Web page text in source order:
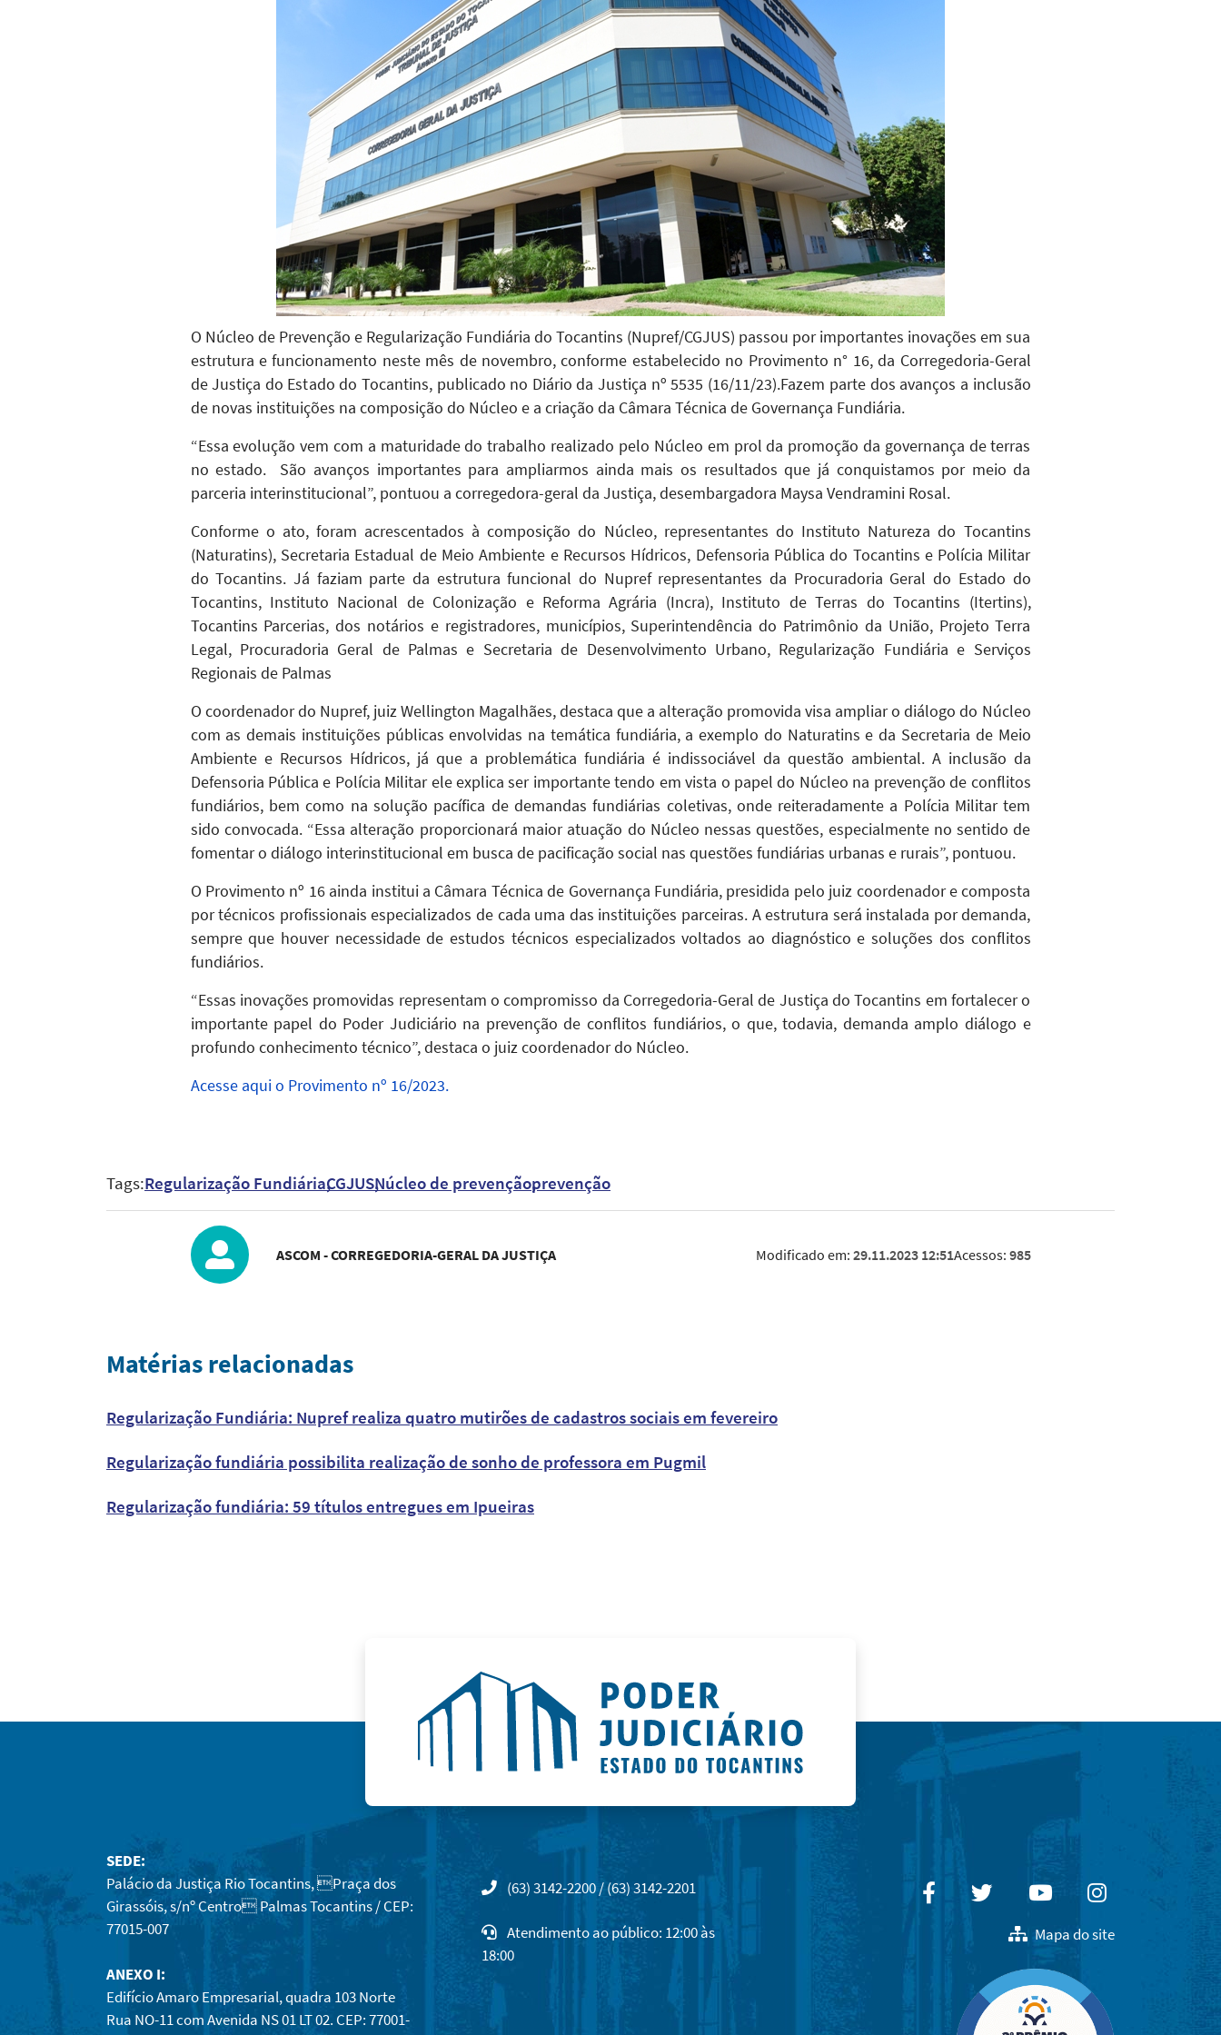
O Núcleo de Prevenção e Regularização Fundiária do Tocantins (Nupref/CGJUS) passou por importantes inovações em sua
estrutura e funcionamento neste mês de novembro, conforme estabelecido no Provimento n° 16, da Corregedoria-Geral
de Justiça do Estado do Tocantins, publicado no Diário da Justiça nº 5535 (16/11/23).Fazem parte dos avanços a inclusão
de novas instituições na composição do Núcleo e a criação da Câmara Técnica de Governança Fundiária.
“Essa evolução vem com a maturidade do trabalho realizado pelo Núcleo em prol da promoção da governança de terras
no estado. São avanços importantes para ampliarmos ainda mais os resultados que já conquistamos por meio da
parceria interinstitucional”, pontuou a corregedora-geral da Justiça, desembargadora Maysa Vendramini Rosal.
Conforme o ato, foram acrescentados à composição do Núcleo, representantes do Instituto Natureza do Tocantins
(Naturatins), Secretaria Estadual de Meio Ambiente e Recursos Hídricos, Defensoria Pública do Tocantins e Polícia Militar
do Tocantins. Já faziam parte da estrutura funcional do Nupref representantes da Procuradoria Geral do Estado do
Tocantins, Instituto Nacional de Colonização e Reforma Agrária (Incra), Instituto de Terras do Tocantins (Itertins),
Tocantins Parcerias, dos notários e registradores, municípios, Superintendência do Patrimônio da União, Projeto Terra
Legal, Procuradoria Geral de Palmas e Secretaria de Desenvolvimento Urbano, Regularização Fundiária e Serviços
Regionais de Palmas
O coordenador do Nupref, juiz Wellington Magalhães, destaca que a alteração promovida visa ampliar o diálogo do Núcleo
com as demais instituições públicas envolvidas na temática fundiária, a exemplo do Naturatins e da Secretaria de Meio
Ambiente e Recursos Hídricos, já que a problemática fundiária é indissociável da questão ambiental. A inclusão da
Defensoria Pública e Polícia Militar ele explica ser importante tendo em vista o papel do Núcleo na prevenção de conflitos
fundiários, bem como na solução pacífica de demandas fundiárias coletivas, onde reiteradamente a Polícia Militar tem
sido convocada. “Essa alteração proporcionará maior atuação do Núcleo nessas questões, especialmente no sentido de
fomentar o diálogo interinstitucional em busca de pacificação social nas questões fundiárias urbanas e rurais”, pontuou.
O Provimento nº 16 ainda institui a Câmara Técnica de Governança Fundiária, presidida pelo juiz coordenador e composta
por técnicos profissionais especializados de cada uma das instituições parceiras. A estrutura será instalada por demanda,
sempre que houver necessidade de estudos técnicos especializados voltados ao diagnóstico e soluções dos conflitos
fundiários.
“Essas inovações promovidas representam o compromisso da Corregedoria-Geral de Justiça do Tocantins em fortalecer o
importante papel do Poder Judiciário na prevenção de conflitos fundiários, o que, todavia, demanda amplo diálogo e
profundo conhecimento técnico”, destaca o juiz coordenador do Núcleo.
Acesse aqui o Provimento nº 16/2023.
Tags:Regularização FundiáriaCGJUSNúcleo de prevençãoprevenção
ASCOM - CORREGEDORIA-GERAL DA JUSTIÇA Modificado em: 29.11.2023 12:51Acessos: 985
Matérias relacionadas
Regularização Fundiária: Nupref realiza quatro mutirões de cadastros sociais em fevereiro
Regularização fundiária possibilita realização de sonho de professora em Pugmil
Regularização fundiária: 59 títulos entregues em Ipueiras
SEDE:
Palácio da Justiça Rio Tocantins, Praça dos
Girassóis, s/nº Centro Palmas Tocantins / CEP:
77015-007
ANEXO I:
Edifício Amaro Empresarial, quadra 103 Norte
Rua NO-11 com Avenida NS 01 LT 02. CEP: 77001-
(63) 3142-2200 / (63) 3142-2201
Atendimento ao público: 12:00 às
18:00
FacebookTwitterYoutubeInstagram
Mapa do site